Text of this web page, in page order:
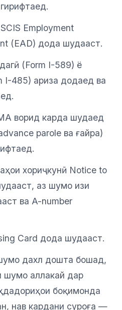
Employment
(EAD) дода шудааст.
(Form I-589) ё
I-485) ариза додаед ва
ворид карда шудаед
parole ва ғайра)
хориҷкунӣ Notice to
аз шумо изи
ва A-number
Card дода шудааст.
дахл дошта бошад,
шумо аллакай дар
боқимонда
нав кардани суроға —